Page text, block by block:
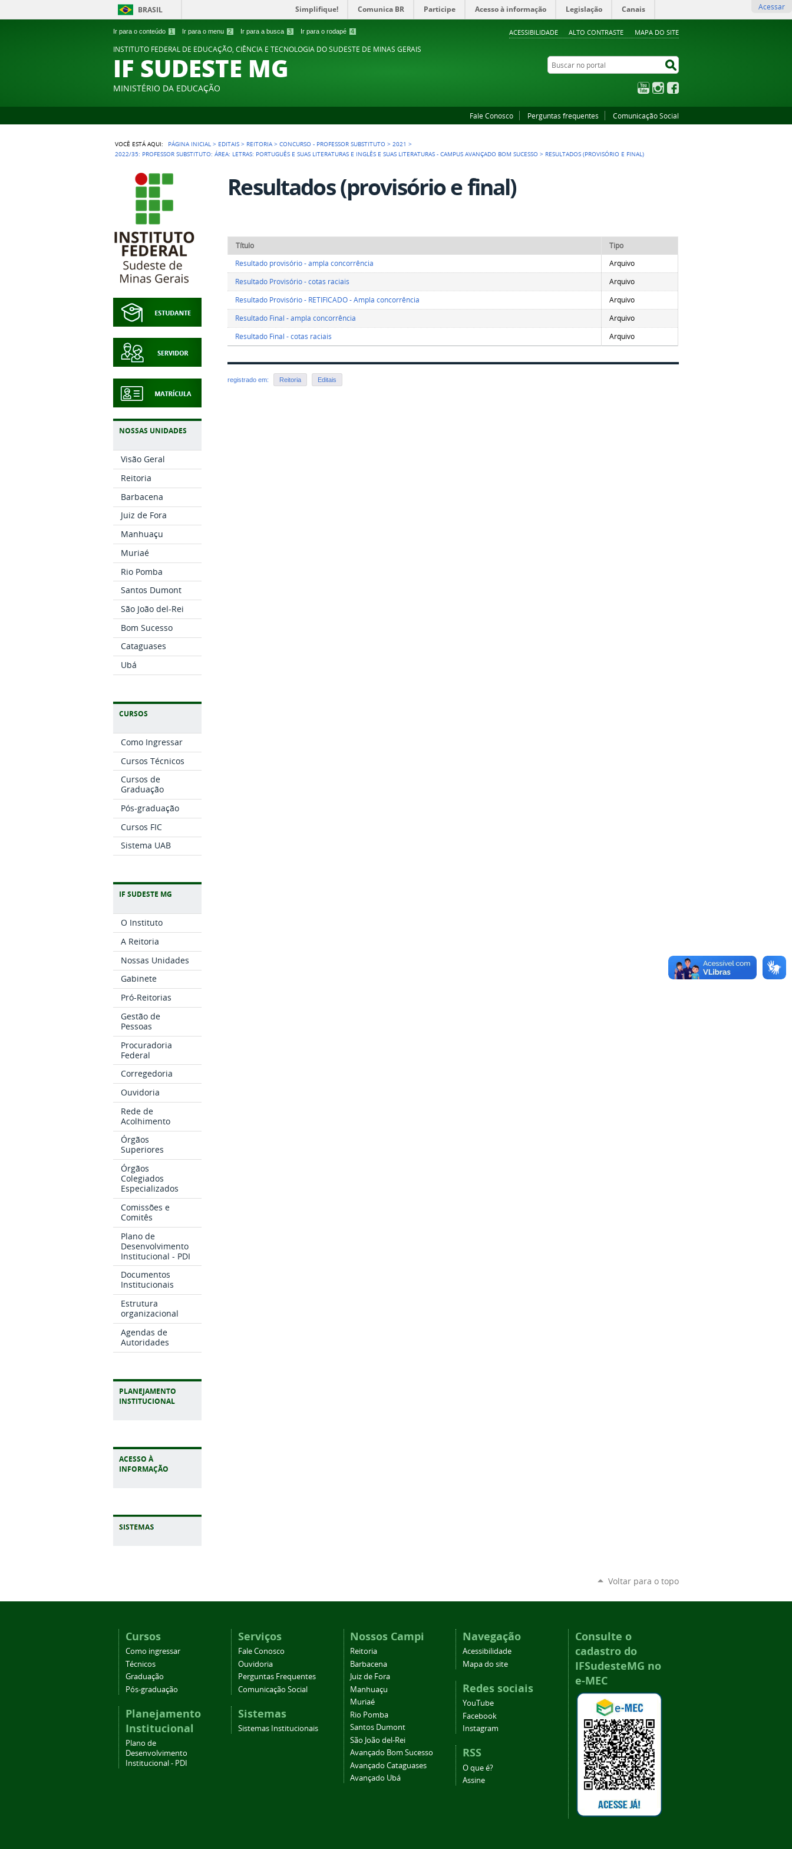
Ir para o conteúdo 1 Ir para o menu 2 Ir para a busca 3 Ir para o rodapé 4 ACESSIBILIDADE ALTO CONTRASTE MAPA DO SITE
BRASIL Simplifique! Comunica BR Participe Acesso à informação Legislação Canais Acessar
INSTITUTO FEDERAL DE EDUCAÇÃO, CIÊNCIA E TECNOLOGIA DO SUDESTE DE MINAS GERAIS
IF SUDESTE MG
MINISTÉRIO DA EDUCAÇÃO
Buscar no portal
YouTubeInstagram
Fale Conosco Perguntas frequentes Comunicação Social
VOCÊ ESTÁ AQUI: PÁGINA INICIAL > EDITAIS > REITORIA >CONCURSO - PROFESSOR SUBSTITUTO >2021 >
2022/35: PROFESSOR SUBSTITUTO: ÁREA: LETRAS: PORTUGUÊS E SUAS LITERATURAS E INGLÊS E SUAS LITERATURAS - CAMPUS AVANÇADO BOM SUCESSO > RESULTADOS (PROVISÓRIO E FINAL)
NOSSAS UNIDADES
Visão Geral
Reitoria
Barbacena
Juiz de Fora
Manhuaçu
Muriaé
Rio Pomba
Santos Dumont
São João del-Rei
Bom Sucesso
Cataguases
Ubá
CURSOS
Como Ingressar
Cursos Técnicos
Cursos de
Graduação
Pós-graduação
Cursos FIC
Sistema UAB
IF SUDESTE MG
O Instituto
A Reitoria
Nossas Unidades
Gabinete
Pró-Reitorias
Gestão de
Pessoas
Procuradoria
Federal
Corregedoria
Ouvidoria
Rede de
Acolhimento
Órgãos
Superiores
Órgãos
Colegiados
Especializados
Comissões e
Comitês
Plano de
Desenvolvimento
Institucional - PDI
Documentos
Institucionais
Estrutura
organizacional
Agendas de
Autoridades
PLANEJAMENTO
INSTITUCIONAL
ACESSO À
INFORMAÇÃO
Resultados (provisório e final)
Título
Tipo
Resultado provisório - ampla concorrência
Arquivo
Resultado Provisório - cotas raciais
Arquivo
Resultado Provisório - RETIFICADO - Ampla concorrência
Arquivo
Resultado Final - ampla concorrência
Arquivo
Resultado Final - cotas raciais
Arquivo
registrado em: Reitoria Editais
Voltar para o topo
Cursos
Como ingressar
Técnicos
Graduação
Pós-graduação
Planejamento
Institucional
Plano de
Desenvolvimento
Institucional - PDI
Serviços
Fale Conosco
Ouvidoria
Perguntas Frequentes
Comunicação Social
Sistemas
Sistemas Institucionais
Nossos Campi
Reitoria
Barbacena
Juiz de Fora
Manhuaçu
Muriaé
Rio Pomba
Santos Dumont
São João del-Rei
Avançado Bom Sucesso
Avançado Cataguases
Avançado Ubá
Navegação
Acessibilidade
Mapa do site
Redes sociais
YouTube
Facebook
Instagram
RSS
O que é?
Assine
Consulte o
cadastro do
IFSudesteMG no
e-MEC